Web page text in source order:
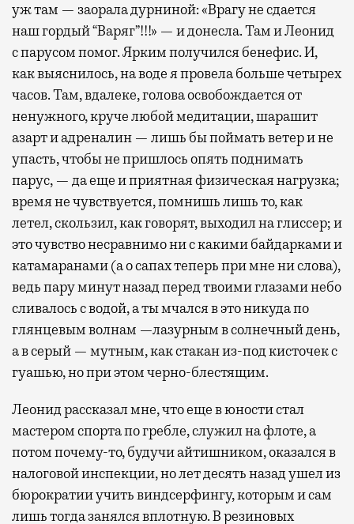
уж там — заорала дурниной: «Врагу не сдается
наш гордый “Варяг”!!!» — и донесла. Там и Леонид
с парусом помог. Ярким получился бенефис. И,
как выяснилось, на воде я провела больше четырех
часов. Там, вдалеке, голова освобождается от
ненужного, круче любой медитации, шарашит
азарт и адреналин — лишь бы поймать ветер и не
упасть, чтобы не пришлось опять поднимать
парус, — да еще и приятная физическая нагрузка;
время не чувствуется, помнишь лишь то, как
летел, скользил, как говорят, выходил на глиссер; и
это чувство несравнимо ни с какими байдарками и
катамаранами (а о сапах теперь при мне ни слова),
ведь пару минут назад перед твоими глазами небо
сливалось с водой, а ты мчался в это никуда по
глянцевым волнам —лазурным в солнечный день,
а в серый — мутным, как стакан из-под кисточек с
гуашью, но при этом черно-блестящим.
Леонид рассказал мне, что еще в юности стал
мастером спорта по гребле, служил на флоте, а
потом почему-то, будучи айтишником, оказался в
налоговой инспекции, но лет десять назад ушел из
бюрократии учить виндсерфингу, которым и сам
лишь тогда занялся вплотную. В резиновых